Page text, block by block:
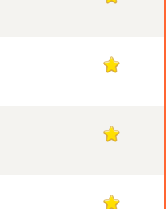
1
1
1